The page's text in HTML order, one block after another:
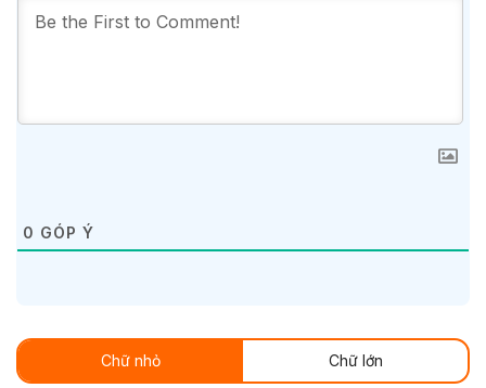
0 GÓP Ý
Chữ nhỏ Chữ lớn